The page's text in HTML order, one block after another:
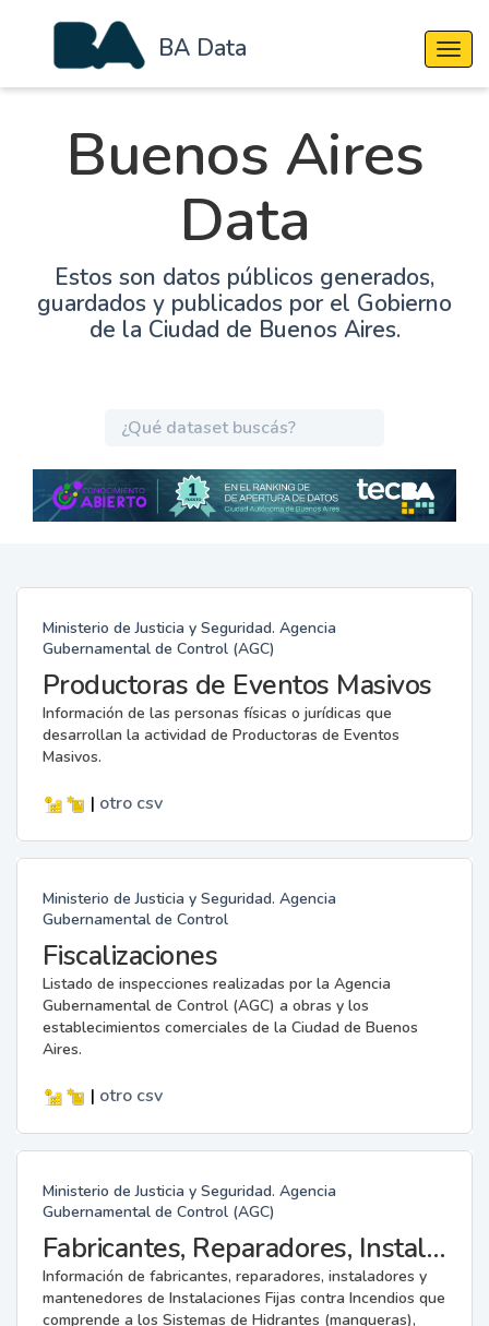
BA Data
Buenos Aires
Data
Estos son datos públicos generados,
guardados y publicados por el Gobierno
de la Ciudad de Buenos Aires.
Ministerio de Justicia y Seguridad. Agencia
Gubernamental de Control (AGC)
Productoras de Eventos Masivos
Información de las personas físicas o jurídicas que
desarrollan la actividad de Productoras de Eventos
Masivos.
| otro csv
Ministerio de Justicia y Seguridad. Agencia
Gubernamental de Control
Fiscalizaciones
Listado de inspecciones realizadas por la Agencia
Gubernamental de Control (AGC) a obras y los
establecimientos comerciales de la Ciudad de Buenos
Aires.
| otro csv
Ministerio de Justicia y Seguridad. Agencia
Gubernamental de Control (AGC)
Fabricantes, Reparadores, Instaladores y Mantenedores de Instalaciones Fijas contra Incendios.
Información de fabricantes, reparadores, instaladores y
mantenedores de Instalaciones Fijas contra Incendios que
comprende a los Sistemas de Hidrantes (mangueras),